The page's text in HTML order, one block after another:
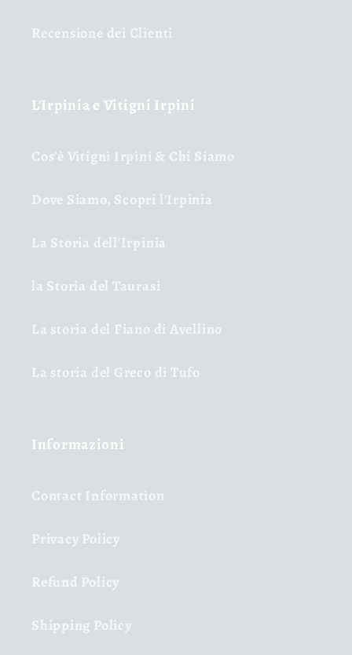
Recensione dei Clienti
L'Irpinia e Vitigni Irpini
Cos'è Vitigni Irpini & Chi Siamo
Dove Siamo, Scopri l'Irpinia
La Storia dell'Irpinia
la Storia del Taurasi
La storia del Fiano di Avellino
La storia del Greco di Tufo
Informazioni
Contact Information
Privacy Policy
Refund Policy
Shipping Policy